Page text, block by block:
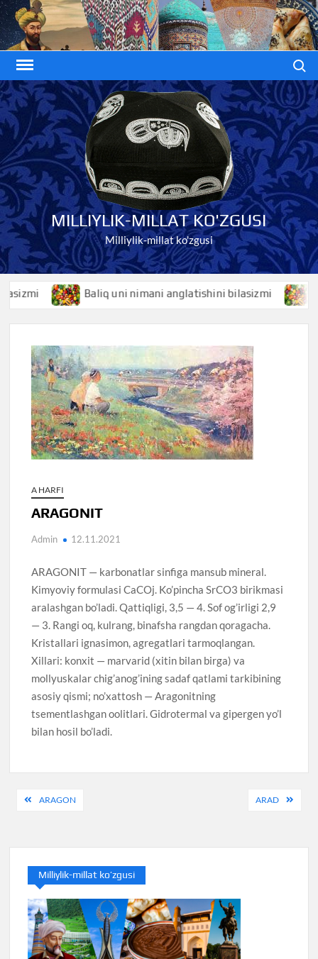
Skip
to
content
MILLIYLIK-MILLAT KO'ZGUSI
Milliylik-millat ko'zgusi
Baliq uni nimani anglatishini bilasizmi
A HARFI
ARAGONIT
Admin 12.11.2021
ARAGONIT — karbonatlar sinfiga mansub mineral.
Kimyoviy formulasi CaCOj. Ko’pincha SrCO3 birikmasi
aralashgan bo’ladi. Qattiqligi, 3,5 — 4. Sof og’irligi 2,9
— 3. Rangi oq, kulrang, binafsha rangdan qoragacha.
Kristallari ignasimon, agregatlari tarmoqlangan.
Xillari: konxit — marvarid (xitin bilan birga) va
mollyuskalar chig’anog’ining sadaf qatlami tarkibining
asosiy qismi; no’xattosh — Aragonitning
tsementlashgan oolitlari. Gidrotermal va gipergen yo’l
bilan hosil bo’ladi.
PostARAGON ARAD
Milliylik-millat ko’zgusi